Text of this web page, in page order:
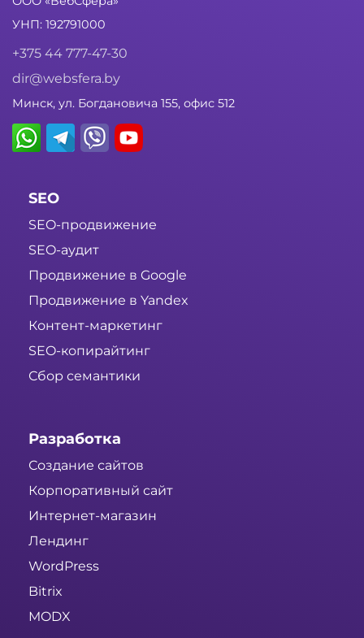
УНП: 192791000
+375 44 777-47-30
dir@websfera.by
Минск, ул. Богдановича 155, офис 512
SEO
SEO-продвижение
SEO-аудит
Продвижение в Google
Продвижение в Yandex
Контент-маркетинг
SEO-копирайтинг
Сбор семантики
Разработка
Создание сайтов
Корпоративный сайт
Интернет-магазин
Лендинг
WordPress
Bitrix
MODX